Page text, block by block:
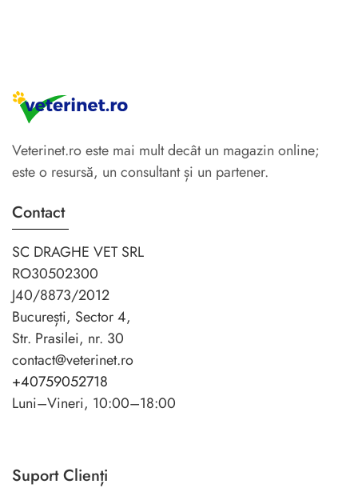
Veterinet.ro este mai mult decât un magazin online;
este o resursă, un consultant și un partener.
Contact
SC DRAGHE VET SRL
RO30502300
J40/8873/2012
București, Sector 4,
Str. Prasilei, nr. 30
contact@veterinet.ro
+40759052718
Luni–Vineri, 10:00–18:00
Suport Clienți